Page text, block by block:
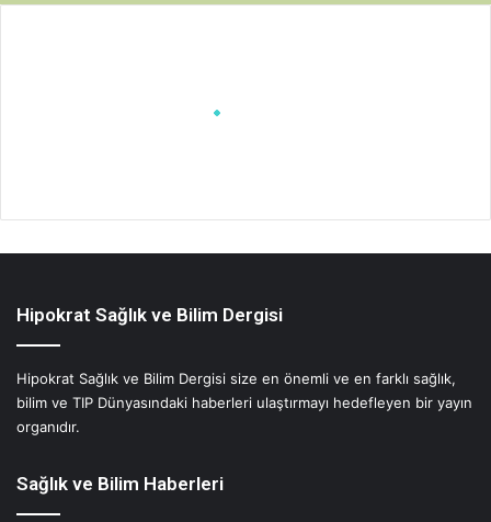
Hipokrat Sağlık ve Bilim Dergisi
Hipokrat Sağlık ve Bilim Dergisi size en önemli ve en farklı sağlık,
bilim ve TIP Dünyasındaki haberleri ulaştırmayı hedefleyen bir yayın
organıdır.
Sağlık ve Bilim Haberleri